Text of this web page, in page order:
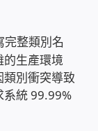
完整類別名
的生產環境
別衝突導致
系統 99.99%